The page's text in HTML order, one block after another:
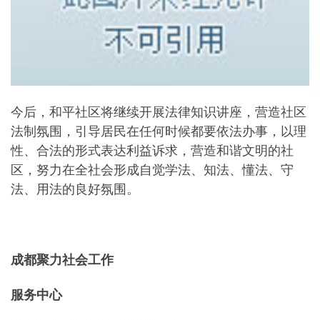
今后，和平社区将继续开展法律知识讲座，营造社区
法制氛围，引导居民在任何时候都要依法办事，以理
性、合法的形式表达利益诉求，营造和谐文明的社
区，努力在全社会形成自觉学法、知法、懂法、守
法、用法的良好氛围。
成都聚力社会工作
服务中心